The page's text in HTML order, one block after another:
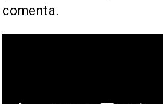
comenta.